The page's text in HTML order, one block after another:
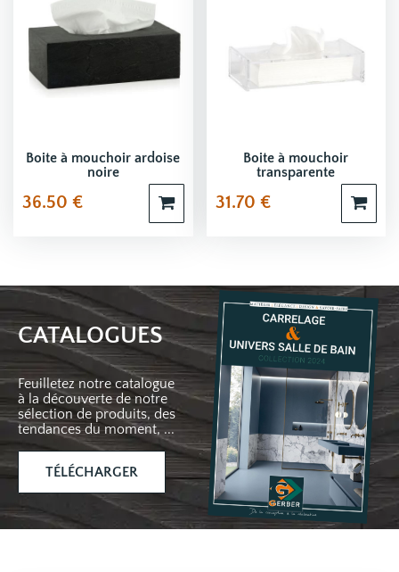
Boite à mouchoir ardoise
noire
36.50 €
Boite à mouchoir
transparente
31.70 €
CATALOGUES
Feuilletez notre catalogue
à la découverte de notre
sélection de produits, des
tendances du moment, ...
TÉLÉCHARGER